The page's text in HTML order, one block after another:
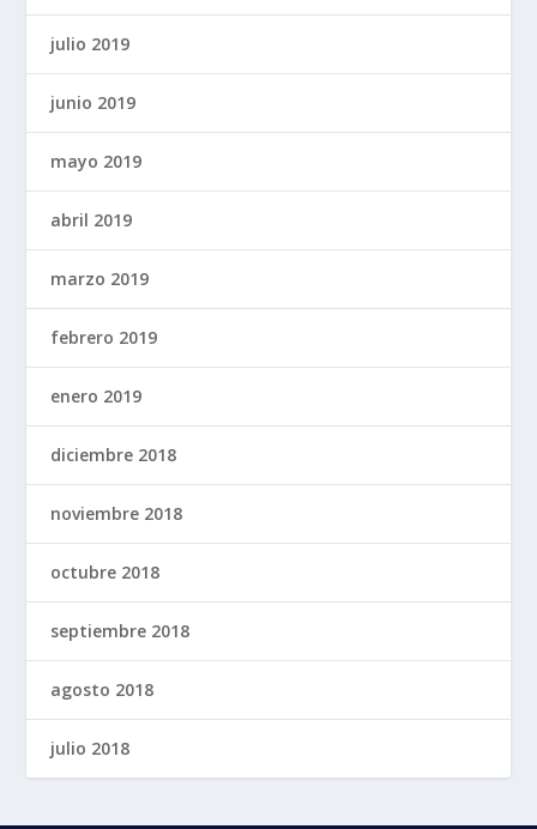
julio 2019
junio 2019
mayo 2019
abril 2019
marzo 2019
febrero 2019
enero 2019
diciembre 2018
noviembre 2018
octubre 2018
septiembre 2018
agosto 2018
julio 2018